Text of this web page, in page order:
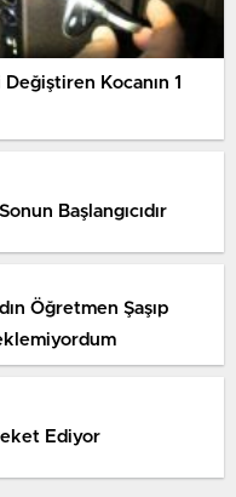
Kocanın 1
Başlangıcıdır
Öğretmen Şaşıp
Ediyor